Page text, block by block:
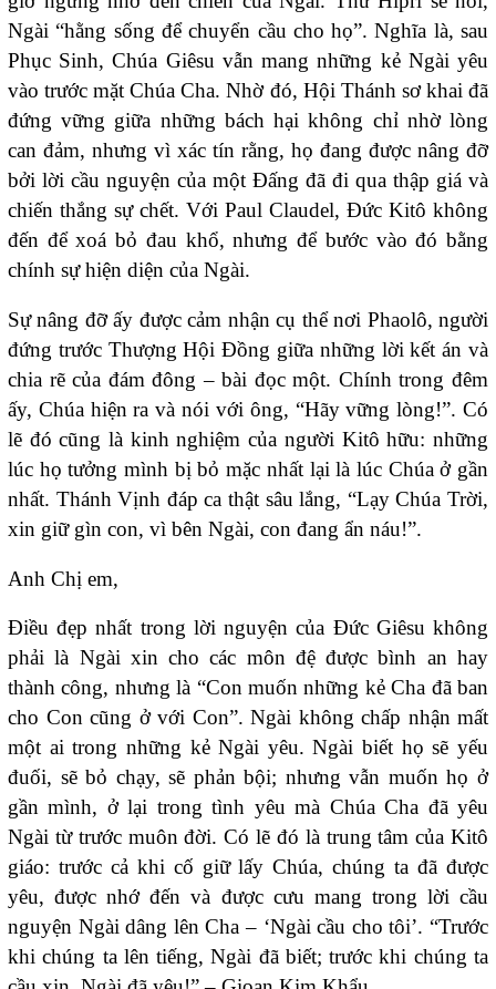
Ngài “hằng sống để chuyển cầu cho họ”. Nghĩa là, sau
Phục Sinh, Chúa Giêsu vẫn mang những kẻ Ngài yêu
vào trước mặt Chúa Cha. Nhờ đó, Hội Thánh sơ khai đã
đứng vững giữa những bách hại không chỉ nhờ lòng
can đảm, nhưng vì xác tín rằng, họ đang được nâng đỡ
bởi lời cầu nguyện của một Đấng đã đi qua thập giá và
chiến thắng sự chết. Với Paul Claudel, Đức Kitô không
đến để xoá bỏ đau khổ, nhưng để bước vào đó bằng
chính sự hiện diện của Ngài.
Sự nâng đỡ ấy được cảm nhận cụ thể nơi Phaolô, người
đứng trước Thượng Hội Đồng giữa những lời kết án và
chia rẽ của đám đông – bài đọc một. Chính trong đêm
ấy, Chúa hiện ra và nói với ông, “Hãy vững lòng!”. Có
lẽ đó cũng là kinh nghiệm của người Kitô hữu: những
lúc họ tưởng mình bị bỏ mặc nhất lại là lúc Chúa ở gần
nhất. Thánh Vịnh đáp ca thật sâu lắng, “Lạy Chúa Trời,
xin giữ gìn con, vì bên Ngài, con đang ẩn náu!”.
Anh Chị em,
Điều đẹp nhất trong lời nguyện của Đức Giêsu không
phải là Ngài xin cho các môn đệ được bình an hay
thành công, nhưng là “Con muốn những kẻ Cha đã ban
cho Con cũng ở với Con”. Ngài không chấp nhận mất
một ai trong những kẻ Ngài yêu. Ngài biết họ sẽ yếu
đuối, sẽ bỏ chạy, sẽ phản bội; nhưng vẫn muốn họ ở
gần mình, ở lại trong tình yêu mà Chúa Cha đã yêu
Ngài từ trước muôn đời. Có lẽ đó là trung tâm của Kitô
giáo: trước cả khi cố giữ lấy Chúa, chúng ta đã được
yêu, được nhớ đến và được cưu mang trong lời cầu
nguyện Ngài dâng lên Cha – ‘Ngài cầu cho tôi’. “Trước
khi chúng ta lên tiếng, Ngài đã biết; trước khi chúng ta